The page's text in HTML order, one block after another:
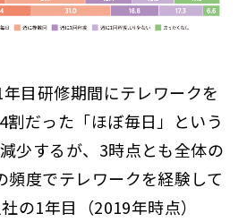
目研修期間にテレワークを
割だった「ほぼ毎日」という
少するが、3時点とも全体の
頻度でテレワークを経験して
の1年目（2019年時点）